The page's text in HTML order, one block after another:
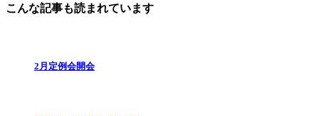
こんな記事も読まれています
2月定例会開会